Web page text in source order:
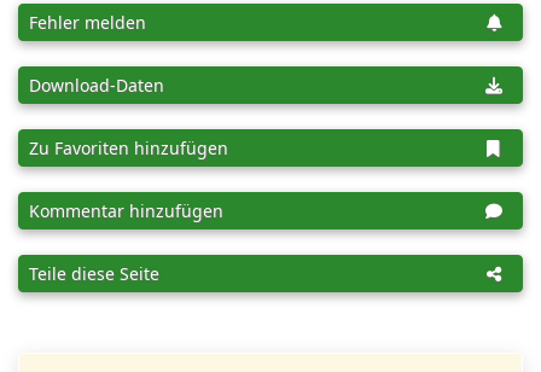
Fehler melden
Download-Daten
Zu Favoriten hinzufügen
Kommentar hinzufügen
Teile diese Seite